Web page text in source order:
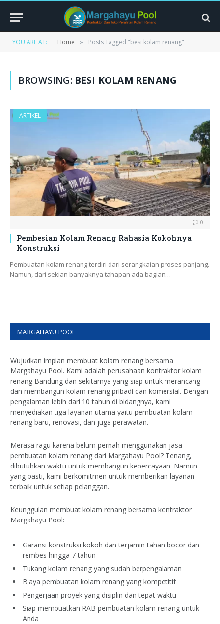
YOU ARE AT: Home » Posts Tagged "besi kolam renang"
BROWSING: BESI KOLAM RENANG
ARTIKEL
0
Pembesian Kolam Renang Rahasia Kokohnya
Konstruksi
Pembuatan kolam renang terdiri dari serangkaian proses panjang.
Namun, dari sekian banyaknya tahapan ada bagian…
MARGAHAYU POOL
Wujudkan impian membuat kolam renang bersama
Margahayu Pool. Kami adalah perusahaan kontraktor kolam
renang Bandung dan sekitarnya yang siap untuk merancang
dan membangun kolam renang pribadi dan komersial. Dengan
pengalaman lebih dari 10 tahun di bidangnya, kami
menyediakan tiga layanan utama yaitu pembuatan kolam
renang baru, renovasi, dan juga perawatan.
Merasa ragu karena belum pernah menggunakan jasa
pembuatan kolam renang dari Margahayu Pool? Tenang,
dibutuhkan waktu untuk membangun kepercayaan. Namun
yang pasti, kami berkomitmen untuk memberikan layanan
terbaik untuk setiap pelanggan.
Keunggulan membuat kolam renang bersama kontraktor
Margahayu Pool:
Garansi konstruksi kokoh dan terjamin tahan bocor dan
rembes hingga 7 tahun
Tukang kolam renang yang sudah berpengalaman
Biaya pembuatan kolam renang yang kompetitif
Pengerjaan proyek yang disiplin dan tepat waktu
Siap membuatkan RAB pembuatan kolam renang untuk
Anda